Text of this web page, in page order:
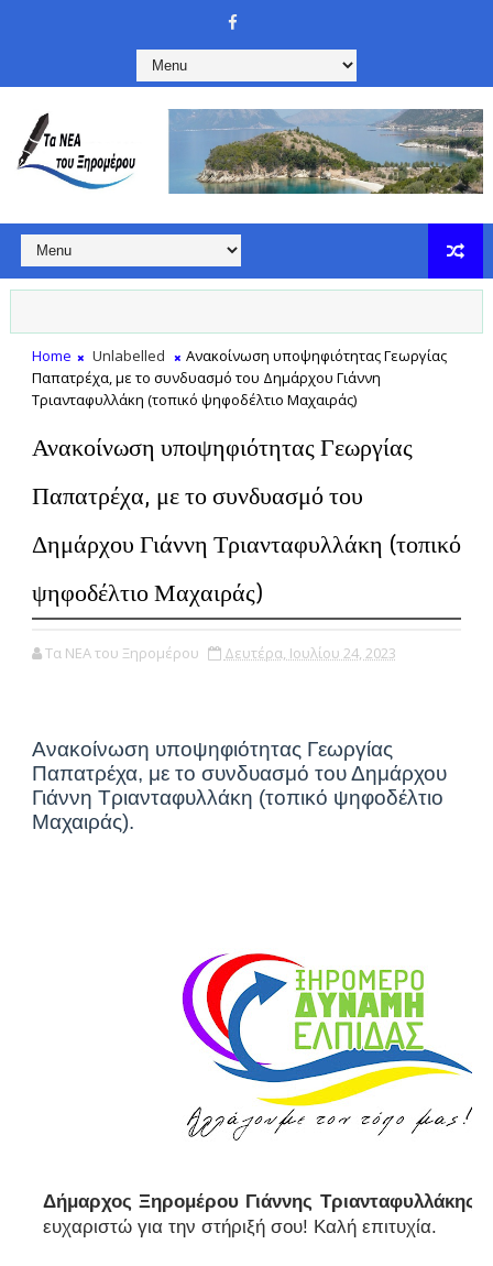
Home Unlabelled
Ανακοίνωση υποψηφιότητας Γεωργίας
Παπατρέχα, με το συνδυασμό του Δημάρχου Γιάννη
Τριανταφυλλάκη (τοπικό ψηφοδέλτιο Μαχαιράς)
Ανακοίνωση υποψηφιότητας Γεωργίας
Παπατρέχα, με το συνδυασμό του
Δημάρχου Γιάννη Τριανταφυλλάκη (τοπικό
ψηφοδέλτιο Μαχαιράς)
Τα ΝΕΑ του Ξηρομέρου Δευτέρα, Ιουλίου 24, 2023
Ανακοίνωση υποψηφιότητας Γεωργίας
Παπατρέχα, με το συνδυασμό του Δημάρχου
Γιάννη Τριανταφυλλάκη (τοπικό ψηφοδέλτιο
Μαχαιράς).
Δήμαρχος Ξηρομέρου Γιάννης Τριανταφυλλάκης:
ευχαριστώ για την στήριξή σου! Καλή επιτυχία.